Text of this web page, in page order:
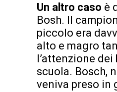
Un altro caso è
Bosh. Il
piccolo era
alto e magro
l’attenzione
scuola. Bosch,
veniva preso in